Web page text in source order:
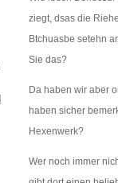
ziegt, dsas die
Btchuasbe setehn
Sie das?
Da haben wir aber
haben sicher
Hexenwerk?
Wer noch immer